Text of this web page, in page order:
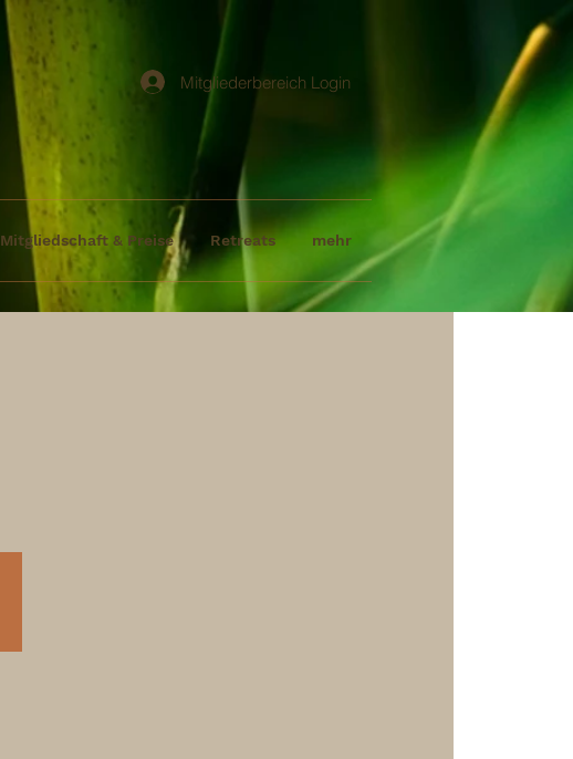
Mitgliederbereich Login
Mitgliedschaft & Preise Retreats mehr